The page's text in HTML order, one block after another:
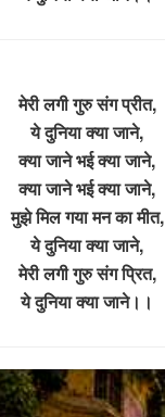
मेरी लगी गुरु संग प्रीत,
ये दुनिया क्या जाने,
क्या जाने भई क्या जाने,
क्या जाने भई क्या जाने,
मुझे मिल गया मन का मीत,
ये दुनिया क्या जाने,
मेरी लगी गुरु संग प्रित,
ये दुनिया क्या जाने।।